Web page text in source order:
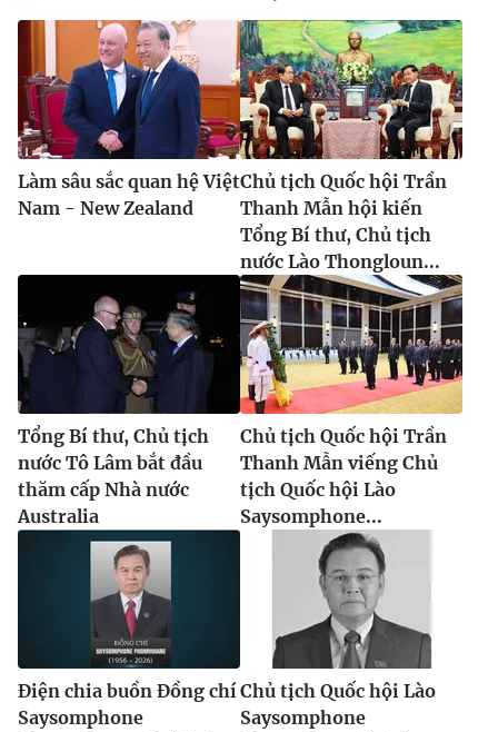
Cơ quan báo chí:Thời báo VTV
Giấy phép hoạt động báo in và báo điện tử số 483/GP-BTTTT
cấp ngày 29/12/2023
Tổng Biên tập:
Vũ Thanh Thủy
Phó Tổng Biên tập:
Nguyễn Thị Mỹ Hạnh, Phạm Quốc Thắng,
024.38 355 931 - 024.38 355 932
024.66 897 897
024-7300.7108
® Cấm sao chép dưới mọi hình thức nếu không có sự chấp
thuận bằng văn bản. Ghi rõ nguồn VTV.vn khi phát hành lại
thông tin từ website này.
Làm sâu sắc quan hệ Việt
Nam - New Zealand
Chủ tịch Quốc hội Trần
Thanh Mẫn hội kiến
Tổng Bí thư, Chủ tịch
nước Lào Thongloun...
Tổng Bí thư, Chủ tịch
nước Tô Lâm bắt đầu
thăm cấp Nhà nước
Australia
Chủ tịch Quốc hội Trần
Thanh Mẫn viếng Chủ
tịch Quốc hội Lào
Saysomphone...
Điện chia buồn Đồng chí
Saysomphone
Chủ tịch Quốc hội Lào
Saysomphone